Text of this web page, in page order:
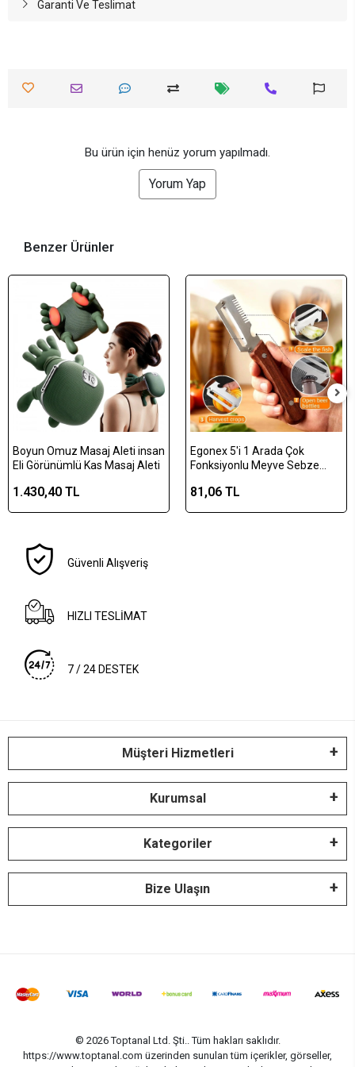
Garanti Ve Teslimat
Bu ürün için henüz yorum yapılmadı.
Yorum Yap
Benzer Ürünler
Boyun Omuz Masaj Aleti insan
Eli Görünümlü Kas Masaj Aleti
1.430,40 TL
Egonex 5'i 1 Arada Çok
Fonksiyonlu Meyve Sebze
Şişe Açacağı – Ahşap Saplı
81,06 TL
Güvenli Alışveriş
HIZLI TESLİMAT
7 / 24 DESTEK
Müşteri Hizmetleri
Kurumsal
Kategoriler
Bize Ulaşın
© 2026 Toptanal Ltd. Şti.. Tüm hakları saklıdır.
https://www.toptanal.com üzerinden sunulan tüm içerikler, görseller,